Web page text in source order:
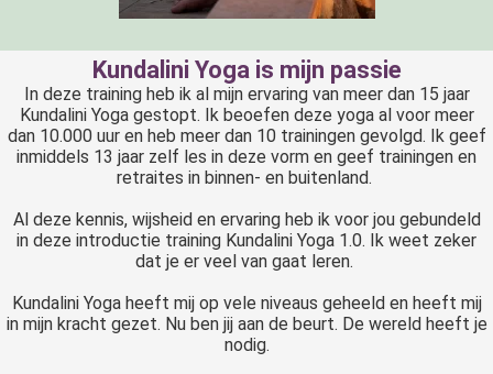
Kundalini Yoga is mijn passie
In deze training heb ik al mijn ervaring van meer dan 15 jaar
Kundalini Yoga gestopt. Ik beoefen deze yoga al voor meer
dan 10.000 uur en heb meer dan 10 trainingen gevolgd. Ik geef
inmiddels 13 jaar zelf les in deze vorm en geef trainingen en
retraites in binnen- en buitenland.
Al deze kennis, wijsheid en ervaring heb ik voor jou gebundeld
in deze introductie training Kundalini Yoga 1.0. Ik weet zeker
dat je er veel van gaat leren.
Kundalini Yoga heeft mij op vele niveaus geheeld en heeft mij
in mijn kracht gezet. Nu ben jij aan de beurt. De wereld heeft je
nodig.